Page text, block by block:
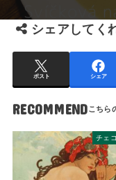
シェアしてく
ポスト シェア
RECOMMEND
チェ